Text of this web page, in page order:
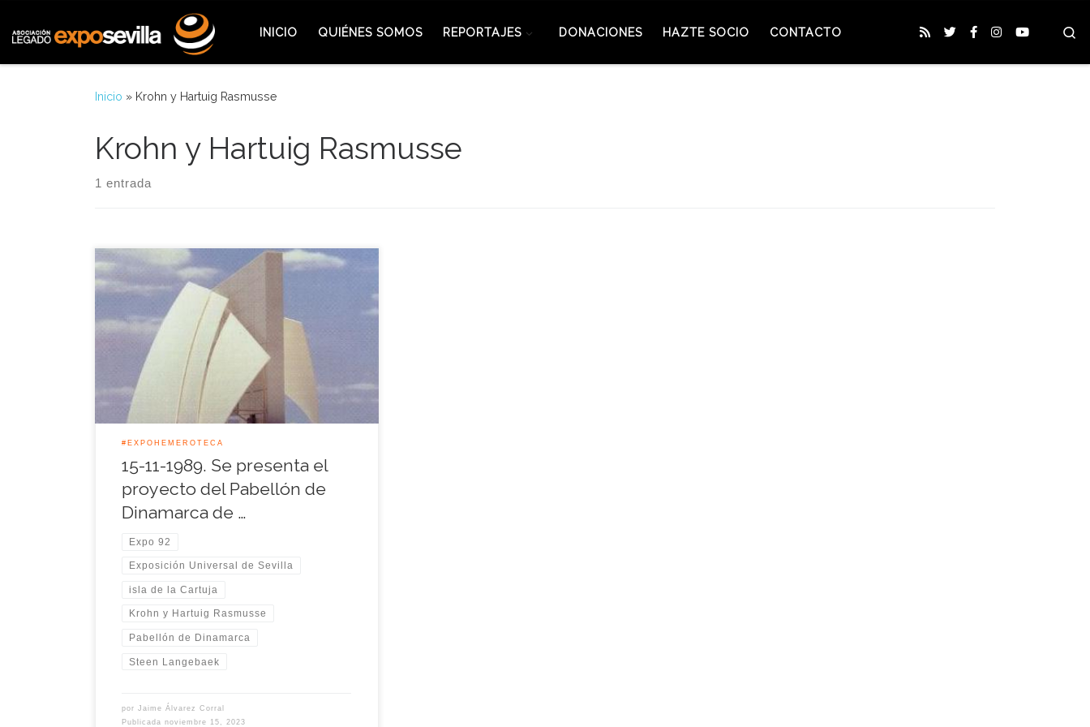
INICIO QUIÉNES SOMOS REPORTAJES DONACIONES HAZTE SOCIO CONTACTO
Inicio » Krohn y Hartuig Rasmusse
Krohn y Hartuig Rasmusse
1 entrada
Dinamarca nunca había participado con un
pabellón propio en exposiciones de rango
Universal hasta la Expo de Sevilla. No obstante, ese
pequeño país nórdico de cinco millones de
habitantes a finales de la década de los años 80,
había estado presente como coparticipante en los
pabellones escandinavos de Montreal 1967 […]
#EXPOHEMEROTECA
15-11-1989. Se presenta el
proyecto del Pabellón de
Dinamarca de …
Expo 92
Exposición Universal de Sevilla
isla de la Cartuja
Krohn y Hartuig Rasmusse
Pabellón de Dinamarca
Steen Langebaek
porJaime Álvarez Corral
Publicadanoviembre 15, 2023